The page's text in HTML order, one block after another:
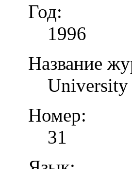
Год:
1996
Название
University
Номер:
31